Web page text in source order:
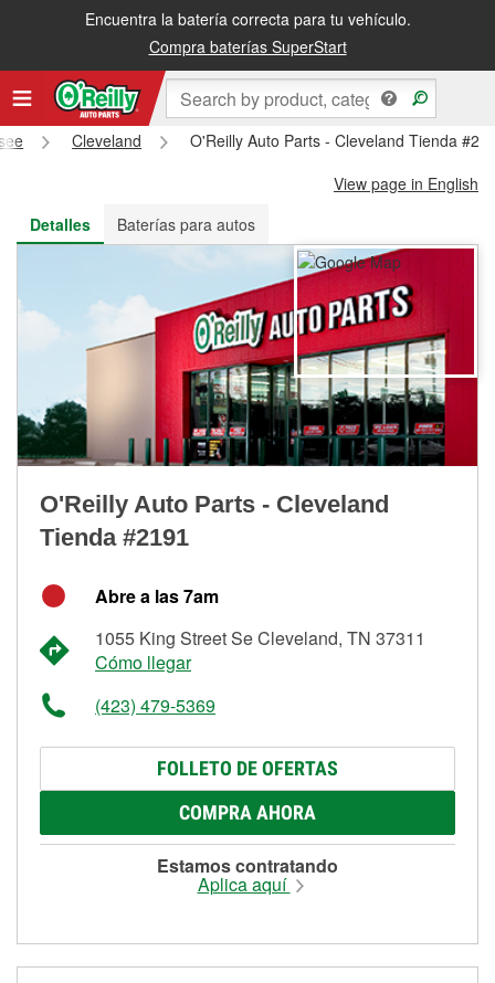
Encuentra la batería correcta para tu vehículo.
Compra baterías SuperStart
Recibe tu orden gratis al día siguiente o recógela en la tienda
Cleveland
O'Reilly Auto Parts - Cleveland Tienda
View page in English
Detalles
Baterías para autos
O'Reilly Auto Parts - Cleveland
Tienda #2191
Abre a las 7am
1055 King Street Se Cleveland, TN 37311
Cómo llegar
(423) 479-5369
FOLLETO DE OFERTAS
COMPRA AHORA
Estamos contratando
Aplica aquí